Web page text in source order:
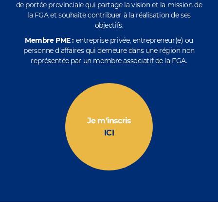
de portée provinciale qui partage la vision et la mission de
la FGA et souhaite contribuer à la réalisation de ses
objectifs.
Membre PME : entreprise privée, entrepreneur(e) ou
personne d’affaires qui demeure dans une région non
représentée par un membre associatif de la FGA.
Je m’inscris
ICI